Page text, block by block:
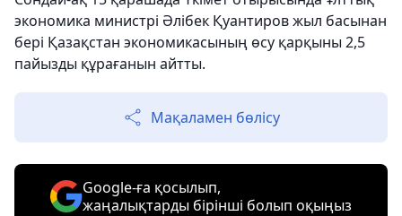
экономика министрі Әлібек Қуантиров жыл басынан
бері Қазақстан экономикасының өсу қарқыны 2,5
пайызды құрағанын айтты.
Мақаламен бөлісу
Google-ға қосылып,
жаңалықтарды бірінші болып оқыңыз